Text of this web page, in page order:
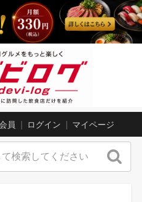
員 ログイン マイページ